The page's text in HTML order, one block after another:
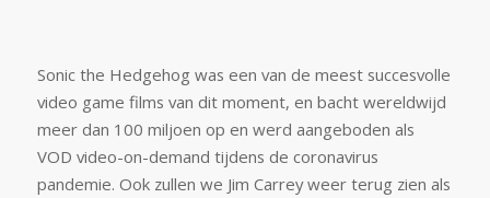
Sonic the Hedgehog was een van de meest succesvolle
video game films van dit moment, en bacht wereldwijd
meer dan 100 miljoen op en werd aangeboden als
VOD video-on-demand tijdens de coronavirus
pandemie. Ook zullen we Jim Carrey weer terug zien als